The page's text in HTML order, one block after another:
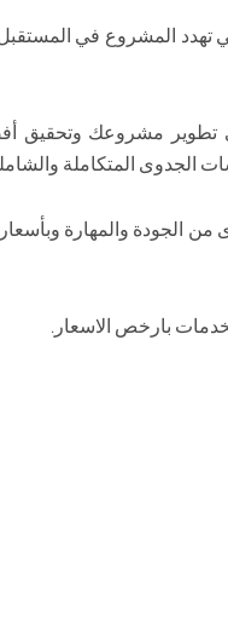
تهدد المشروع في
تطوير مشروعك وتحقيق
الجدوى المتكاملة
الجودة والمهارة
بارخص الاسعار.